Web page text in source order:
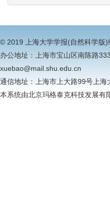
© 2019 上海大学学报(自然科学版)
办公地址：上海市宝山区南陈路
xuebao@mail.shu.edu.cn
通信地址：上海市上大路99号上
本系统由北京玛格泰克科技发展